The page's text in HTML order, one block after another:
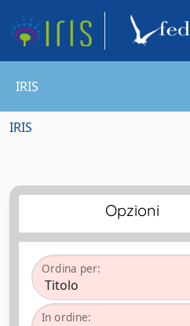
IRIS
IRIS
Opzioni
Ordina per:
In ordine: